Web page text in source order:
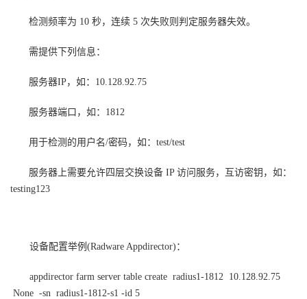
检测频率为 10 秒，连续 5 次失败则判定服务器失效。
需提供下列信息：
服务器IP，如：10.128.92.75
服务器端口，如：1812
用于检测的用户名/密码，如：test/test
服务器上需要允许四层交换设备 IP 访问服务，互访密钥，如：
testing123
设备配置举例(Radware Appdirector)：
appdirector farm server table create radius1-1812 10.128.92.75
None -sn radius1-1812-s1 -id 5